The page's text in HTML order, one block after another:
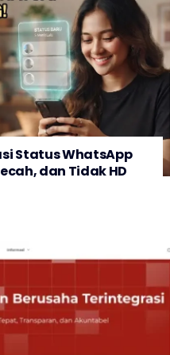
Status WhatsApp
dan Tidak HD